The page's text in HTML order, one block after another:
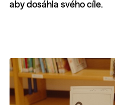
aby dosáhla svého cíle.